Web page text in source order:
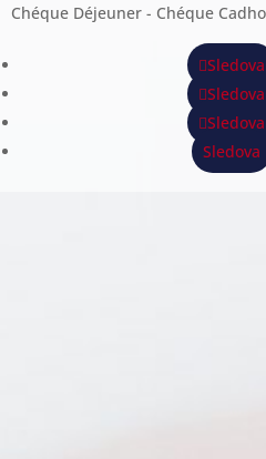
Chéque Déjeuner - Chéque
Sledova
Sledova
Sledova
Sledova